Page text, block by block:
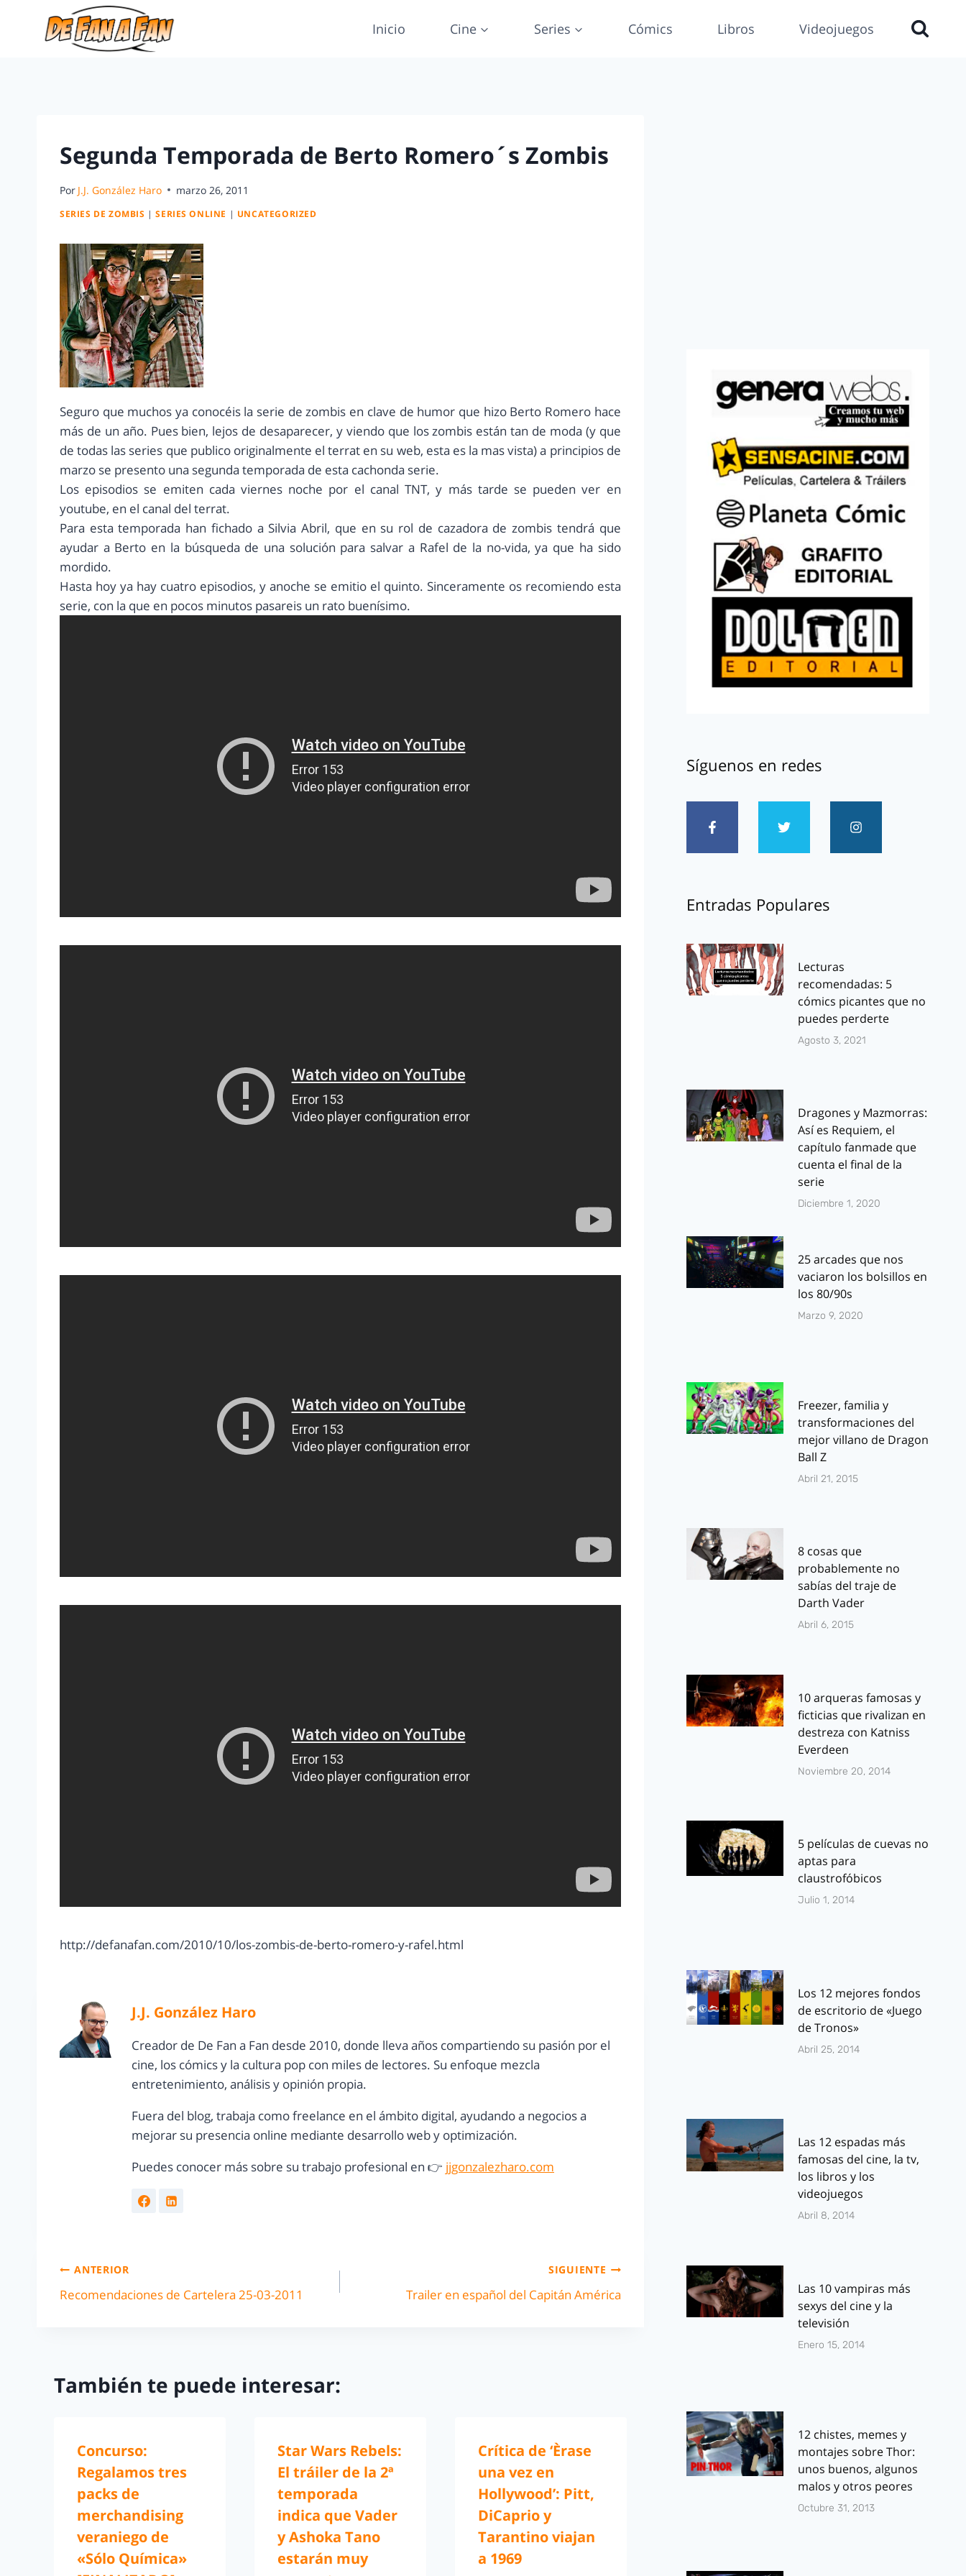
Inicio Cine Series Cómics Libros Videojuegos
Segunda Temporada de Berto Romero´s Zombis
Por J.J. González Haro marzo 26, 2011
SERIES DE ZOMBIS |SERIES ONLINE | UNCATEGORIZED
Seguro que muchos ya conocéis la serie de zombis en clave de humor que hizo Berto Romero hace
más de un año. Pues bien, lejos de desaparecer, y viendo que los zombis están tan de moda (y que
de todas las series que publico originalmente el terrat en su web, esta es la mas vista) a principios de
marzo se presento una segunda temporada de esta cachonda serie.
Los episodios se emiten cada viernes noche por el canal TNT, y más tarde se pueden ver en
youtube, en el canal del terrat.
Para esta temporada han fichado a Silvia Abril, que en su rol de cazadora de zombis tendrá que
ayudar a Berto en la búsqueda de una solución para salvar a Rafel de la no-vida, ya que ha sido
mordido.
Hasta hoy ya hay cuatro episodios, y anoche se emitio el quinto. Sinceramente os recomiendo esta
serie, con la que en pocos minutos pasareis un rato buenísimo.
http://defanafan.com/2010/10/los-zombis-de-berto-romero-y-rafel.html
J.J. González Haro
Creador de De Fan a Fan desde 2010, donde lleva años compartiendo su pasión por el
cine, los cómics y la cultura pop con miles de lectores. Su enfoque mezcla
entretenimiento, análisis y opinión propia.
Fuera del blog, trabaja como freelance en el ámbito digital, ayudando a negocios a
mejorar su presencia online mediante desarrollo web y optimización.
Puedes conocer más sobre su trabajo profesional en 👉 jjgonzalezharo.com
ANTERIOR
Recomendaciones de Cartelera 25-03-2011
SIGUIENTE
Trailer en español del Capitán América
También te puede interesar:
Concurso:
Regalamos tres
packs de
merchandising
veraniego de
«Sólo Química»
Star Wars Rebels:
El tráiler de la 2ª
temporada
indica que Vader
y Ashoka Tano
estarán muy
Crítica de ‘Èrase
una vez en
Hollywood’: Pitt,
DiCaprio y
Tarantino viajan
a 1969
Síguenos en redes
Entradas Populares
Lecturas
recomendadas: 5
cómics picantes que no
puedes perderte
Agosto 3, 2021
Dragones y Mazmorras:
Así es Requiem, el
capítulo fanmade que
cuenta el final de la
serie
Diciembre 1, 2020
25 arcades que nos
vaciaron los bolsillos en
los 80/90s
Marzo 9, 2020
Freezer, familia y
transformaciones del
mejor villano de Dragon
Ball Z
Abril 21, 2015
8 cosas que
probablemente no
sabías del traje de
Darth Vader
Abril 6, 2015
10 arqueras famosas y
ficticias que rivalizan en
destreza con Katniss
Everdeen
Noviembre 20, 2014
5 películas de cuevas no
aptas para
claustrofóbicos
Julio 1, 2014
Los 12 mejores fondos
de escritorio de «Juego
de Tronos»
Abril 25, 2014
Las 12 espadas más
famosas del cine, la tv,
los libros y los
videojuegos
Abril 8, 2014
Las 10 vampiras más
sexys del cine y la
televisión
Enero 15, 2014
12 chistes, memes y
montajes sobre Thor:
unos buenos, algunos
malos y otros peores
Octubre 31, 2013